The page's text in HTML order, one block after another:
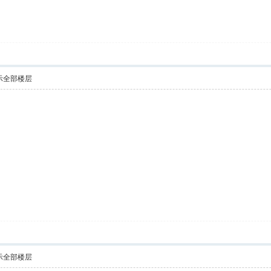
全部楼层
全部楼层